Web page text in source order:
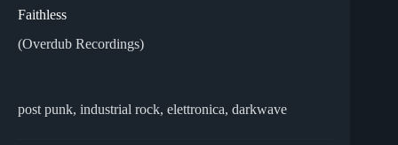
Faithless
(Overdub Recordings)
post punk, industrial rock, elettronica, darkwave